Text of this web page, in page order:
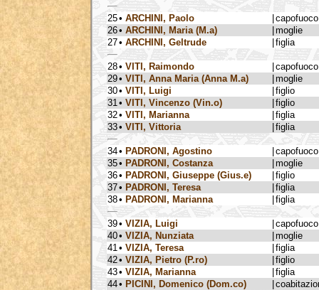
25• ARCHINI, Paolo
capofuoco
26• ARCHINI, Maria (M.a)
moglie
27• ARCHINI, Geltrude figlia
28• VITI, Raimondo
capofuoco
29• VITI, Anna Maria (Anna M.a)
moglie
30• VITI, Luigi
figlio
31 • VITI, Vincenzo (Vin.o)
figlio
32• VITI, Marianna
figlia
33• VITI, Vittoria figlia
34• PADRONI, Agostino
capofuoco
35• PADRONI, Costanza
moglie
36• PADRONI, Giuseppe (Gius.e)
figlio
37• PADRONI, Teresa
figlia
38• PADRONI, Marianna figlia
39• VIZIA, Luigi
capofuoco
40• VIZIA, Nunziata
moglie
41 • VIZIA, Teresa
figlia
42• VIZIA, Pietro (P.ro)
figlio
43• VIZIA, Marianna
figlia
44• PICINI, Domenico (Dom.co)